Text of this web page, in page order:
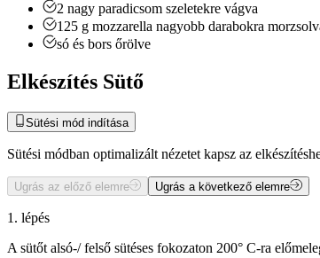
2 nagy paradicsom szeletekre vágva
125 g mozzarella nagyobb darabokra
só és bors őrölve
Elkészítés Sütő
Sütési mód indítása
Sütési módban optimalizált nézetet kapsz az
Ugrás az előző elemre Ugrás a következő elemre
1. lépés
A sütőt alsó-/ felső sütéses fokozaton 200° C-ra